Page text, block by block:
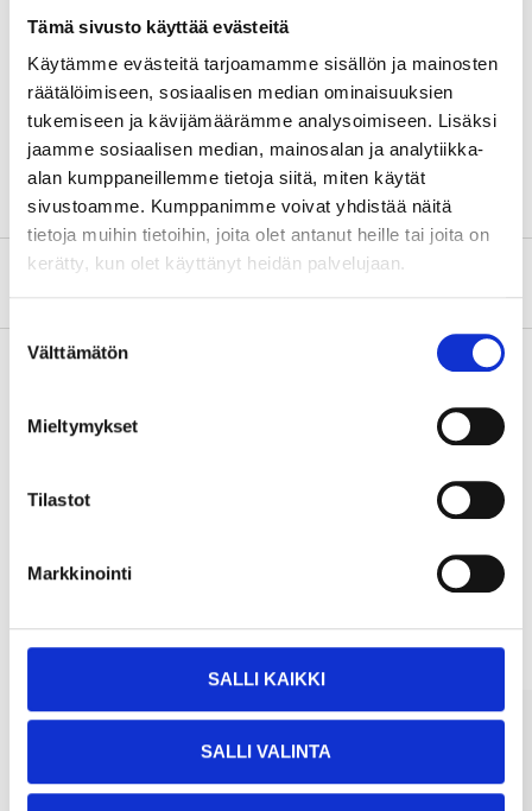
Tämä sivusto käyttää evästeitä
Käytämme evästeitä tarjoamamme sisällön ja mainosten
räätälöimiseen, sosiaalisen median ominaisuuksien
tukemiseen ja kävijämäärämme analysoimiseen. Lisäksi
jaamme sosiaalisen median, mainosalan ja analytiikka-
alan kumppaneillemme tietoja siitä, miten käytät
sivustoamme. Kumppanimme voivat yhdistää näitä
tietoja muihin tietoihin, joita olet antanut heille tai joita on
kerätty, kun olet käyttänyt heidän palvelujaan.
Suostumuksen
valinta
Välttämätön
Mieltymykset
Tilastot
Markkinointi
SALLI KAIKKI
SALLI VALINTA
Width
14 mm
Max. temperature
160 °C
About the manufacturer
Other customers also bought